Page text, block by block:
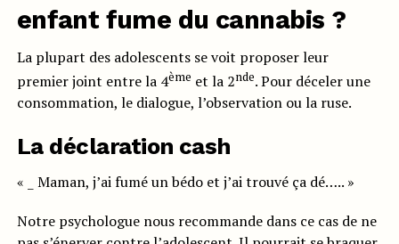
enfant fume du cannabis ?
La plupart des adolescents se voit proposer leur
premier joint entre la 4ème et la 2nde. Pour déceler une
consommation, le dialogue, l’observation ou la ruse.
La déclaration cash
« _ Maman, j’ai fumé un bédo et j’ai trouvé ça dé….. »
Notre psychologue nous recommande dans ce cas de ne